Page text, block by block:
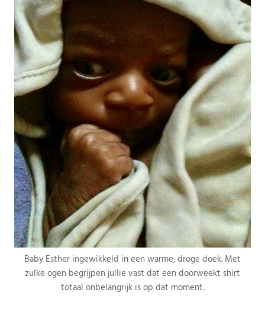
Baby Esther ingewikkeld in een warme, droge doek. Met
zulke ogen begrijpen jullie vast dat een doorweekt shirt
totaal onbelangrijk is op dat moment.